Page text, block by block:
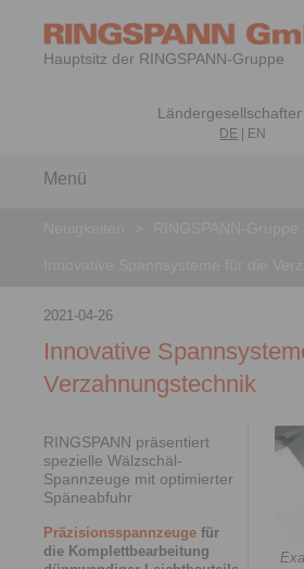
Hauptsitz der RINGSPANN-Gruppe
DE EN
Menü
2021-04-26
Innovative
Verzahnungstechnik
RINGSPANN präsentiert
spezielle Wälzschäl-
Spannzeuge mit optimierter
Späneabfuhr
Präzisionsspannzeuge für
die Komplettbearbeitung